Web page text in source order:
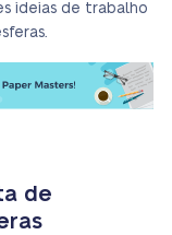
ideias de trabalho
de